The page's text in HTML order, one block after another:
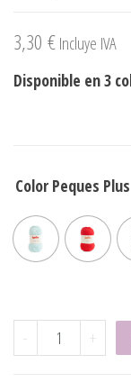
3,30 €Incluye IVA
Disponible en 3
Color Peques Plus
- Peques+